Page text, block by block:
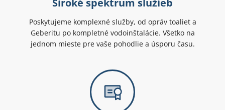
Široké spektrum služieb
Poskytujeme komplexné služby, od opráv toaliet a
Geberitu po kompletné vodoinštalácie. Všetko na
jednom mieste pre vaše pohodlie a úsporu času.